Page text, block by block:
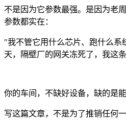
不是因为它参数最强。是因为老
参数都实在：
"我不管它用什么芯片、跑什么系
天，隔壁厂的网关冻死了，我这
你的车间，不缺好设备，缺的是
写这篇文章，不是为了推销任何一